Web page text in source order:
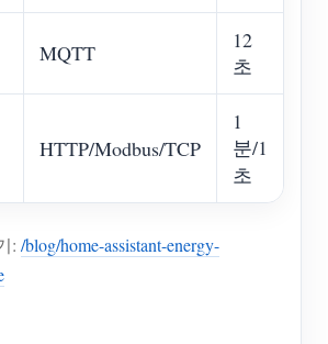
MQTT
12
초
HTTP/Modbus/TCP
1
분/1
초
: /blog/home-assistant-energy-